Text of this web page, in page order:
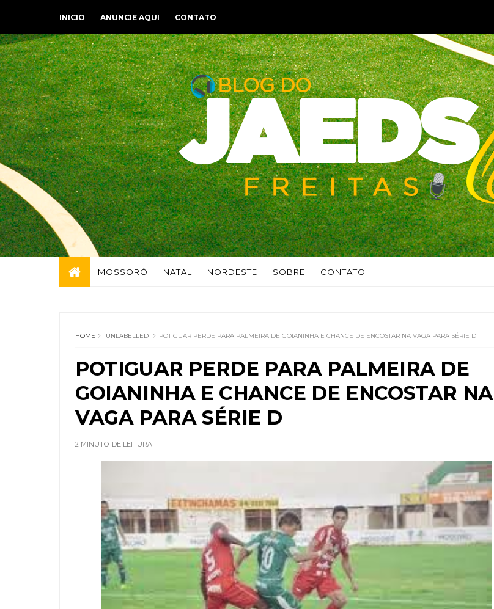
INICIO ANUNCIE AQUI CONTATO
MOSSORÓ NATAL NORDESTE SOBRE CONTATO
HOME UNLABELLED POTIGUAR PERDE PARA PALMEIRA DE GOIANINHA E CHANCE DE ENCOSTAR NA VAGA PARA SÉRIE D
POTIGUAR PERDE PARA PALMEIRA DE
GOIANINHA E CHANCE DE ENCOSTAR NA
VAGA PARA SÉRIE D
2 MINUTO DE LEITURA